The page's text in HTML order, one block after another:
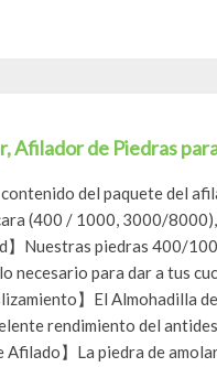
Afilador de Piedras
del paquete del
(400 / 1000, 3000/8000),
】Nuestras piedras 400/
necesario para dar a tus
】El Almohadilla
rendimiento del
Afilado】La piedra de